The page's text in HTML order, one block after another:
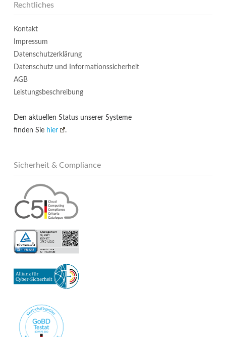
Rechtliches
Kontakt
Impressum
Datenschutzerklärung
Datenschutz und Informationssicherheit
AGB
Leistungsbeschreibung
Den aktuellen Status unserer Systeme
finden Sie hier .
Sicherheit & Compliance